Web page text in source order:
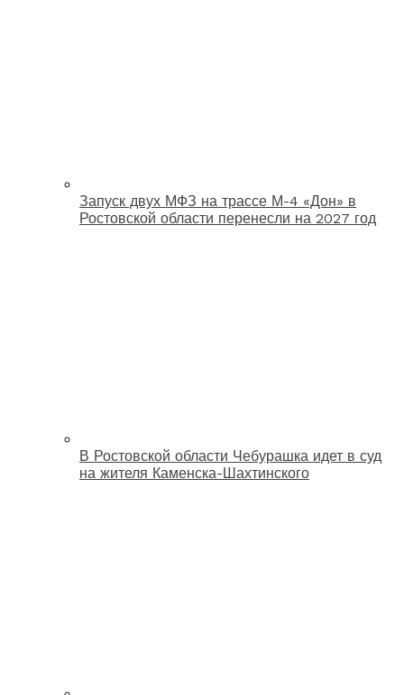
Запуск двух МФЗ на трассе М-4 «Дон» в
Ростовской области перенесли на 2027 год
В Ростовской области Чебурашка идет в суд
на жителя Каменска-Шахтинского